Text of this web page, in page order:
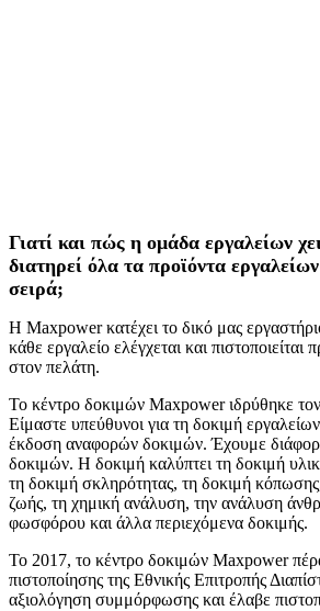
Γιατί και πώς η ομάδα εργαλείων
διατηρεί όλα τα προϊόντα
σειρά;
Η Maxpower κατέχει το δικό μας
κάθε εργαλείο ελέγχεται και
στον πελάτη.
Το κέντρο δοκιμών Maxpower ιδρύθηκε
Είμαστε υπεύθυνοι για τη δοκιμή
έκδοση αναφορών δοκιμών. Έχουμε
δοκιμών. Η δοκιμή καλύπτει τη δοκιμή
τη δοκιμή σκληρότητας, τη δοκιμή
ζωής, τη χημική ανάλυση, την ανάλυση
φωσφόρου και άλλα περιεχόμενα δοκιμής.
Το 2017, το κέντρο δοκιμών Maxpower
πιστοποίησης της Εθνικής Επιτροπής
αξιολόγηση συμμόρφωσης και έλαβε